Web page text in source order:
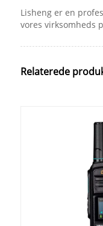
Lisheng er en
vores virksomheds
Relaterede